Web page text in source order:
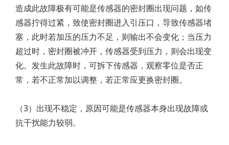
造成此故障极有可能是传感器的密封圈出现问题，如传
感器拧得过紧，致使密封圈进入引压口，导致传感器堵
塞，此时若加压的压力不足，则输出不会变化；当压力
超过时，密封圈被冲开，传感器受到压力，则会出现变
化。发生此故障时，可拆下传感器，观察零位是否正
常，若不正常加以调整，若正常应更换密封圈。
（3）出现不稳定，原因可能是传感器本身出现故障或
抗干扰能力较弱。